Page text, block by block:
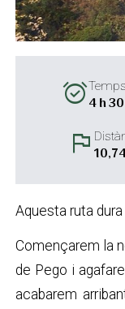
alarm_onTemps
4 h
flag
Aquesta ruta
Començarem la
de Pego i
acabarem